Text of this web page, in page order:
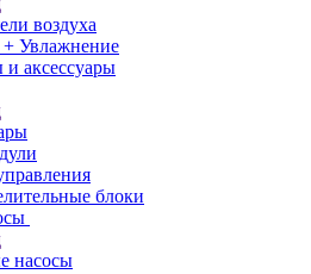
воздуха
Увлажнение
аксессуары
блоки
насосы